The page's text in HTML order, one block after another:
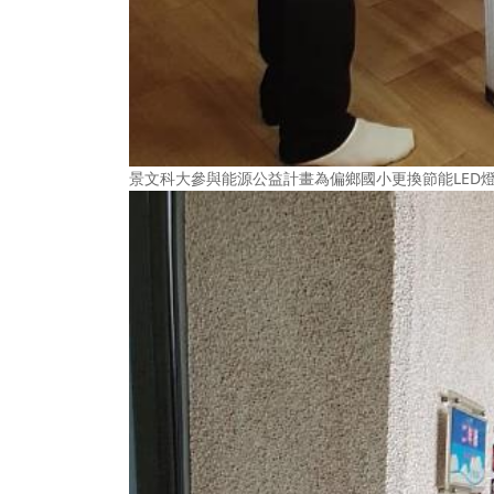
景文科大參與能源公益計畫為偏鄉國小更換節能LED